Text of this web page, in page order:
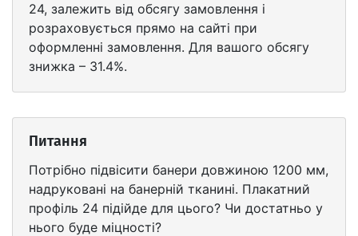
24, залежить від обсягу замовлення і
розраховується прямо на сайті при
оформленні замовлення. Для вашого обсягу
знижка – 31.4%.
Питання
Потрібно підвісити банери довжиною 1200 мм,
надруковані на банерній тканині. Плакатний
профіль 24 підійде для цього? Чи достатньо у
нього буде міцності?